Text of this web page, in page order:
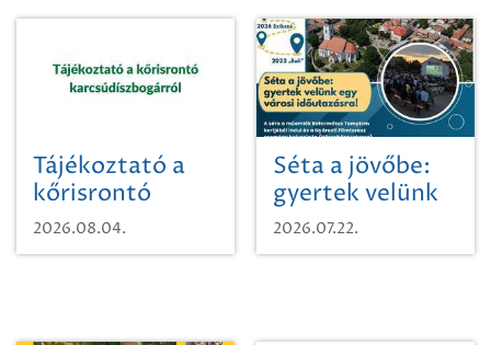
Tájékoztató a
kőrisrontó
karcsúdíszbogárról
2026.08.04.
Séta a jövőbe:
gyertek velünk
egy városi
időutazásra!
2026.07.22.